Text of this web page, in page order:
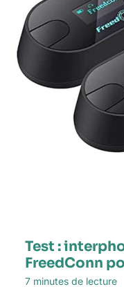
Test :
FreedConn
7 minutes de lecture